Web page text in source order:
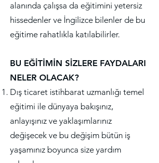
alanında çalışsa da eğitimini yetersiz
hissedenler ve İngilizce bilenler de bu
eğitime rahatlıkla katılabilirler.
BU EĞİTİMİN SİZLERE FAYDALARI
NELER OLACAK?
Dış ticaret istihbarat uzmanlığı temel
eğitimi ile dünyaya bakışınız,
anlayışınız ve yaklaşımlarınız
değişecek ve bu değişim bütün iş
yaşamınız boyunca size yardım